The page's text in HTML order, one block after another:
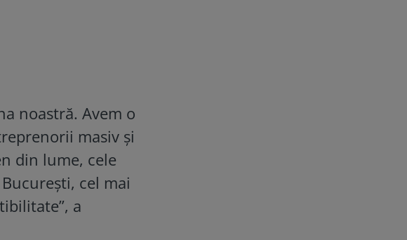
noastră. Avem o
masiv și
din lume, cele
cel mai
a